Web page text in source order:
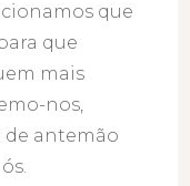
que
que
mais
nos,
de antemão